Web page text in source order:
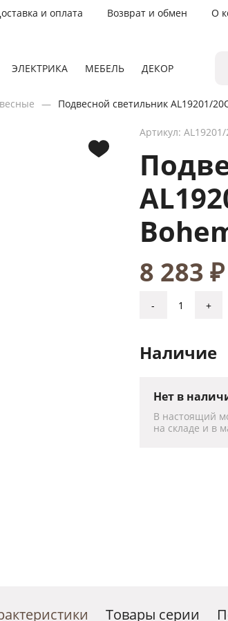
и оплата Возврат и обмен О
ЭЛЕКТРИКА МЕБЕЛЬ ДЕКОР
Подвесной светильник AL19201/
Артикул:
8 283 ₽
- +
Наличие
Нет в
В настоящий
на складе и в
Товары серии